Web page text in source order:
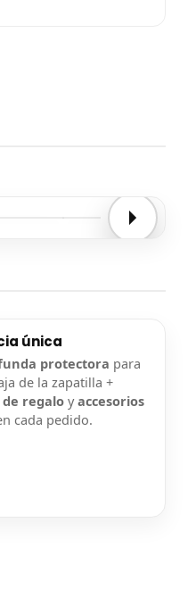
Entrega confirmada
única
protectora para
de la zapatilla +
regalo yaccesorios
cada pedido.